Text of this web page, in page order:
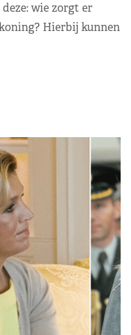
wie zorgt er
Hierbij kunnen